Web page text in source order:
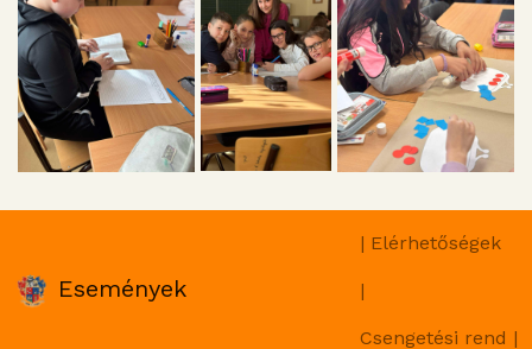
Események
| Elérhetőségek
|
Csengetési rend |